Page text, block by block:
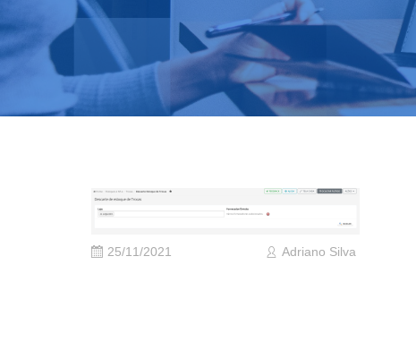
25/11/2021 Adriano Silva